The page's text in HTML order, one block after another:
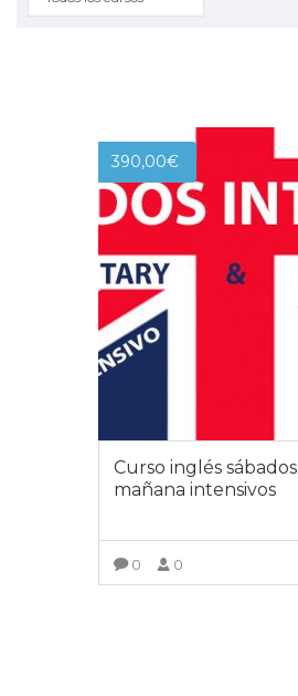
390,00€
Curso inglés sábados
mañana intensivos
0 0